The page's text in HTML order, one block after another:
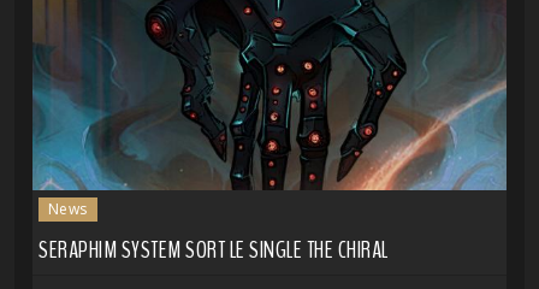
News
SERAPHIM SYSTEM SORT LE SINGLE THE CHIRAL